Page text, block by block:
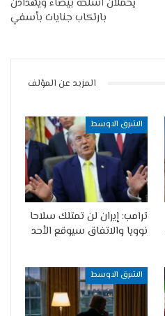
بارتكاب جنايات بأسفي
المزيد عن المؤلف
الشرق الاوسط
ترامب: إيران لن تمتلك سلاحا
نوويا والاتفاق سيوقع الأحد
الشرق الاوسط